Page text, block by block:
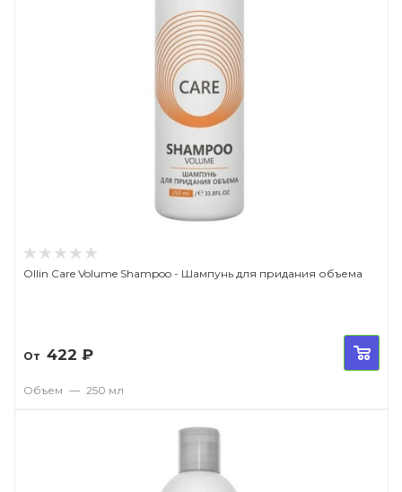
Ollin Care Volume Shampoo - Шампунь для придания объема
От 422 ₽
Объем — 250 мл